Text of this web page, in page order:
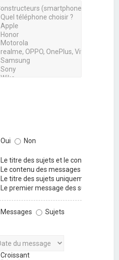
Oui Non
Le titre des sujets et le contenu des
Le contenu des messages
Le titre des sujets uniquement
Le premier message des sujets
Messages Sujets
Croissant